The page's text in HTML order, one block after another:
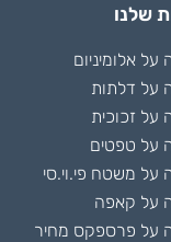
שלנו
אלומיניום
על דלתות
על זכוכית
על טפטים
על משטח פי.וי.סי
על קאפה
על פרספקס מחיר